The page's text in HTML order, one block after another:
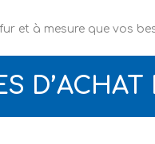
et à mesure que vos